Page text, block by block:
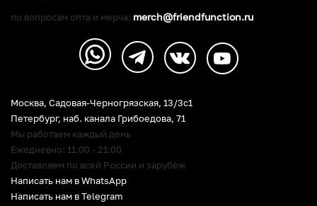
Москва, Садовая-Черногрязская, 13/3c1
Петербург, наб. канала Грибоедова, 71
Мы работаем каждый день
Ежедневно: 11:00 - 21:00
Доставляем по всей России и зарубеж
Написать нам в WhatsApp
Написать нам в Telegram
по вопросам опта и мерча: merch@friendfunction.ru